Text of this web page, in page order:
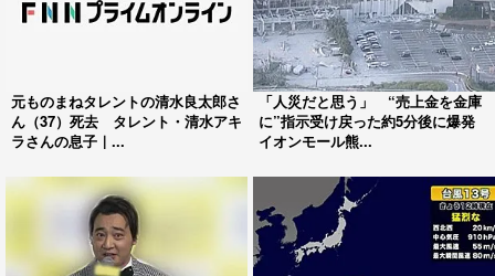
元ものまねタレントの清水良太郎さ
ん（37）死去 タレント・清水アキ
ラさんの息子｜...
「人災だと思う」 “売上金を金庫
に”指示受け戻った約5分後に爆発
イオンモール熊...